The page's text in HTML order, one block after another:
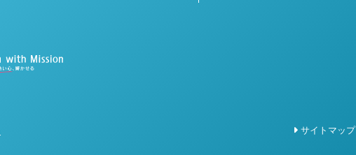
サイトマップ